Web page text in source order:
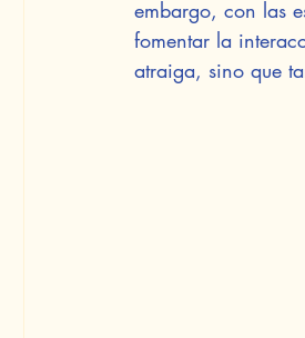
embargo, con las
fomentar la
atraiga, sino que